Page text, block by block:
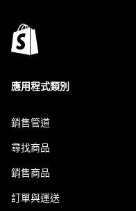
應用程式類別
銷售管道
尋找商品
銷售商品
訂單與運送